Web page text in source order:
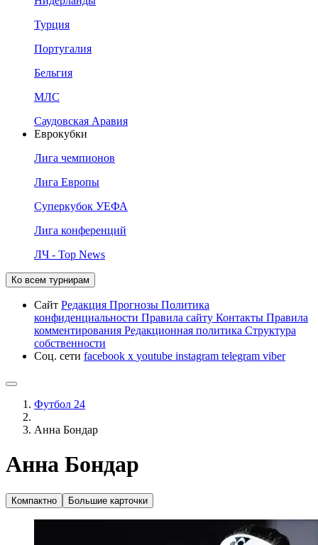
Турция
Португалия
Бельгия
МЛС
Саудовская Аравия
Еврокубки
Лига чемпионов
Лига Европы
Суперкубок УЕФА
Лига конференций
ЛЧ - Top News
Ко всем турнирам
Сайт Редакция Прогнозы Политика
конфиденциальности Правила сайту Контакты Правила
комментирования Редакционная политика Структура
собственности
Соц. сети facebook x youtube instagram telegram viber
Футбол 24
Анна Бондар
Анна Бондар
Компактно Большие карточки